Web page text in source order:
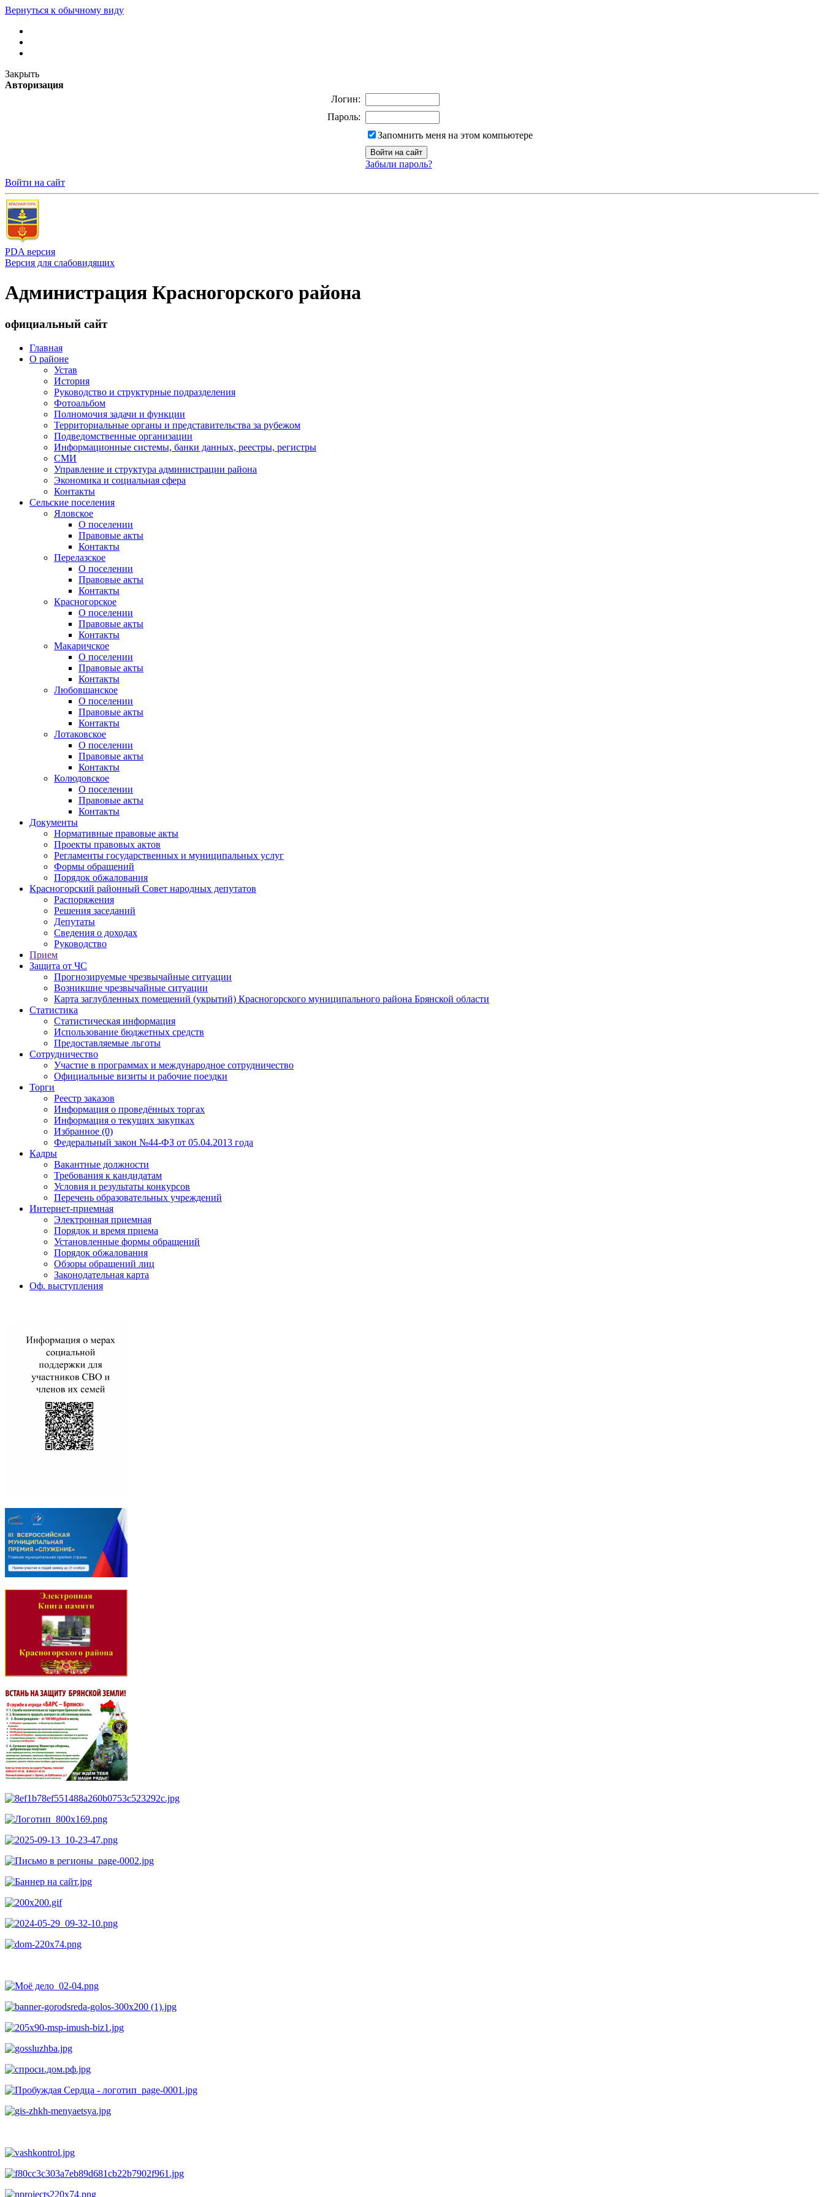
Вернуться к обычному виду
Закрыть
Авторизация
Логин:
Пароль:
Запомнить меня на этом компьютере
Забыли пароль?
Войти на сайт
PDA версия
Версия для слабовидящих
Администрация Красногорского района
официальный сайт
Главная
О районе
Устав
История
Руководство и структурные подразделения
Фотоальбом
Полномочия задачи и функции
Территориальные органы и представительства за рубежом
Подведомственные организации
Информационные системы, банки данных, реестры, регистры
СМИ
Управление и структура администрации района
Экономика и социальная сфера
Контакты
Сельские поселения
Яловское
О поселении
Правовые акты
Контакты
Перелазское
О поселении
Правовые акты
Контакты
Красногорское
О поселении
Правовые акты
Контакты
Макаричское
О поселении
Правовые акты
Контакты
Любовшанское
О поселении
Правовые акты
Контакты
Лотаковское
О поселении
Правовые акты
Контакты
Колюдовское
О поселении
Правовые акты
Контакты
Документы
Нормативные правовые акты
Проекты правовых актов
Регламенты государственных и муниципальных услуг
Формы обращений
Порядок обжалования
Красногорский районный Совет народных депутатов
Распоряжения
Решения заседаний
Депутаты
Сведения о доходах
Руководство
Прием
Защита от ЧС
Прогнозируемые чрезвычайные ситуации
Возникшие чрезвычайные ситуации
Карта заглубленных помещений (укрытий) Красногорского муниципального района Брянской области
Статистика
Статистическая информация
Использование бюджетных средств
Предоставляемые льготы
Сотрудничество
Участие в программах и международное сотрудничество
Официальные визиты и рабочие поездки
Торги
Реестр заказов
Информация о проведённых торгах
Информация о текущих закупках
Избранное (0)
Федеральный закон №44-ФЗ от 05.04.2013 года
Кадры
Вакантные должности
Требования к кандидатам
Условия и результаты конкурсов
Перечень образовательных учреждений
Интернет-приемная
Электронная приемная
Порядок и время приема
Установленные формы обращений
Порядок обжалования
Обзоры обращений лиц
Законодательная карта
Оф. выступления